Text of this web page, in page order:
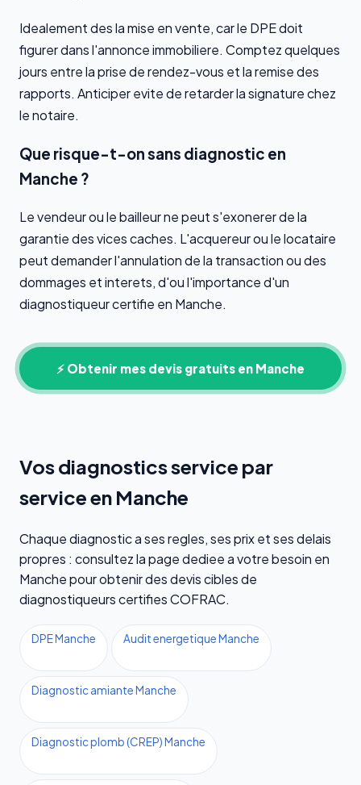
Idealement des la mise en vente, car le DPE doit
figurer dans l'annonce immobiliere. Comptez quelques
jours entre la prise de rendez-vous et la remise des
rapports. Anticiper evite de retarder la signature chez
le notaire.
Que risque-t-on sans diagnostic en
Manche ?
Le vendeur ou le bailleur ne peut s'exonerer de la
garantie des vices caches. L'acquereur ou le locataire
peut demander l'annulation de la transaction ou des
dommages et interets, d'ou l'importance d'un
diagnostiqueur certifie en Manche.
⚡ Obtenir mes devis gratuits en Manche
Vos diagnostics service par
service en Manche
Chaque diagnostic a ses regles, ses prix et ses delais
propres : consultez la page dediee a votre besoin en
Manche pour obtenir des devis cibles de
diagnostiqueurs certifies COFRAC.
DPE Manche Audit energetique Manche
Diagnostic amiante Manche
Diagnostic plomb (CREP) Manche